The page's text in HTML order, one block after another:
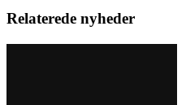
Relaterede nyheder